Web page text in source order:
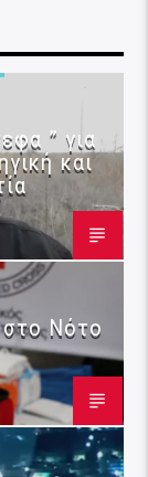
” για
και
στο Νότο